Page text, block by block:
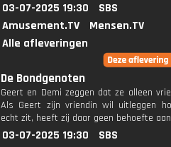
03-07-2025 19:30
SBS
Amusement.TV
Mensen.TV
Alle afleveringen
De Bondgenoten
Geert en Demi zeggen dat ze alleen
Als Geert zijn vriendin wil uitleggen
echt zit, heeft zij daar geen behoefte
03-07-2025 19:30
SBS